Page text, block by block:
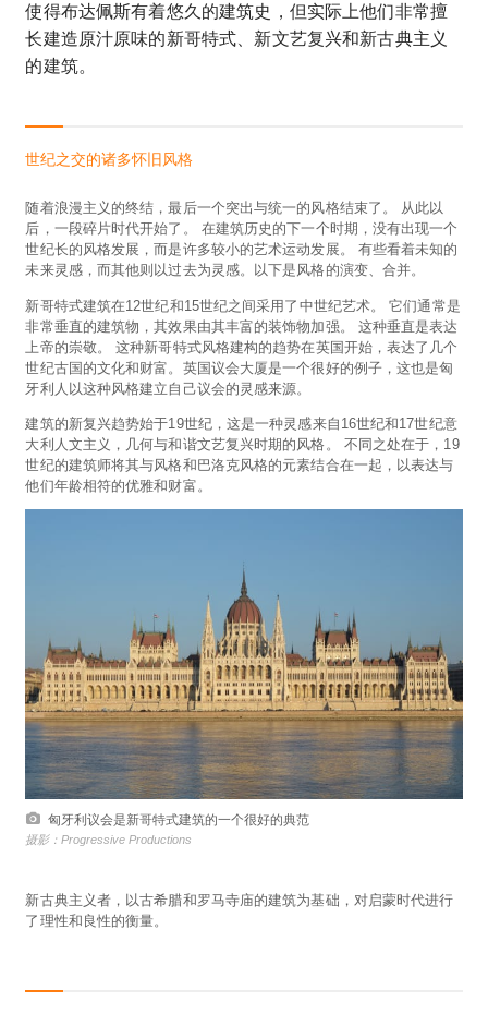
使得布达佩斯有着悠久的建筑史，但实际上他们非常擅
长建造原汁原味的新哥特式、新文艺复兴和新古典主义
的建筑。
世纪之交的诸多怀旧风格
随着浪漫主义的终结，最后一个突出与统一的风格结束了。 从此以
后，一段碎片时代开始了。 在建筑历史的下一个时期，没有出现一个
世纪长的风格发展，而是许多较小的艺术运动发展。 有些看着未知的
未来灵感，而其他则以过去为灵感。以下是风格的演变、合并。
新哥特式建筑在12世纪和15世纪之间采用了中世纪艺术。 它们通常是
非常垂直的建筑物，其效果由其丰富的装饰物加强。 这种垂直是表达
上帝的崇敬。 这种新哥特式风格建构的趋势在英国开始，表达了几个
世纪古国的文化和财富。英国议会大厦是一个很好的例子，这也是匈
牙利人以这种风格建立自己议会的灵感来源。
建筑的新复兴趋势始于19世纪，这是一种灵感来自16世纪和17世纪意
大利人文主义，几何与和谐文艺复兴时期的风格。 不同之处在于，19
世纪的建筑师将其与风格和巴洛克风格的元素结合在一起，以表达与
他们年龄相符的优雅和财富。
匈牙利议会是新哥特式建筑的一个很好的典范
摄影：Progressive Productions
新古典主义者，以古希腊和罗马寺庙的建筑为基础，对启蒙时代进行
了理性和良性的衡量。